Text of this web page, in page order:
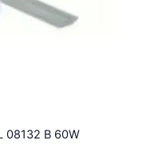
08132 B 60W